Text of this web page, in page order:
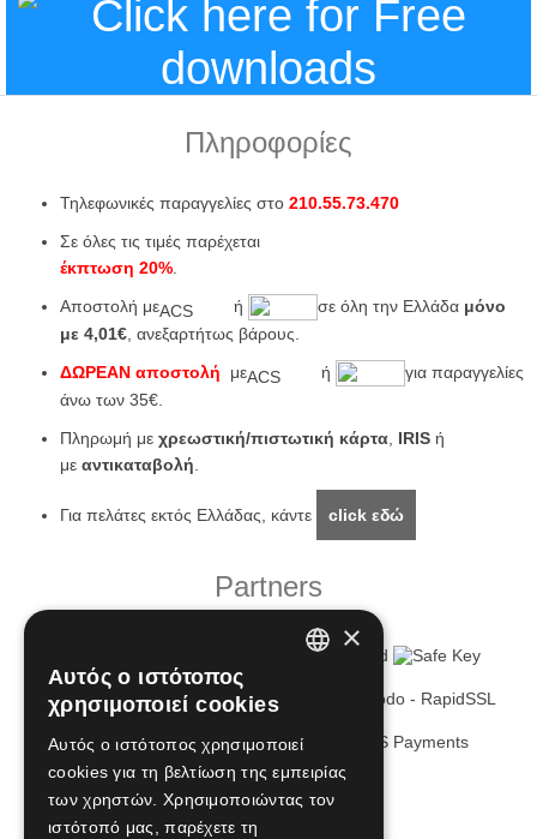
Πληροφορίες
Τηλεφωνικές παραγγελίες στο 210.55.73.470
Σε όλες τις τιμές παρέχεται
έκπτωση 20%
Αποστολή με
ή σε όλη την Ελλάδα μόνο
με 4,01€ , ανεξαρτήτως βάρους.
ΔΩΡΕΑΝ αποστολή με ή
για παραγγελίες
άνω των 35€.
Πληρωμή με χρεωστική/πιστωτική κάρτα, IRIS ή
με αντικαταβολή.
Για πελάτες εκτός Ελλάδας, κάντε click εδώ
Partners
We are social!
×
Αυτός ο ιστότοπος
χρησιμοποιεί cookies
Αυτός ο ιστότοπος χρησιμοποιεί
cookies για τη βελτίωση της εμπειρίας
των χρηστών. Χρησιμοποιώντας τον
ιστότοπό μας, παρέχετε τη